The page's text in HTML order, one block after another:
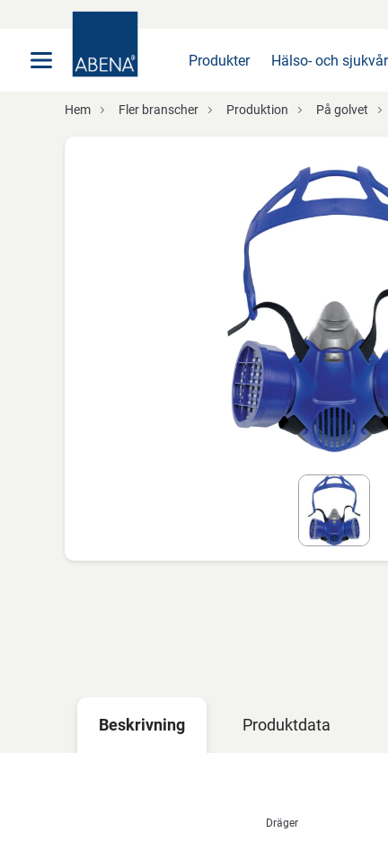
Produkter Hälso- och
Hem Fler branscher Produktion På golvet
Beskrivning Produktdata
Beskrivning
Dräger